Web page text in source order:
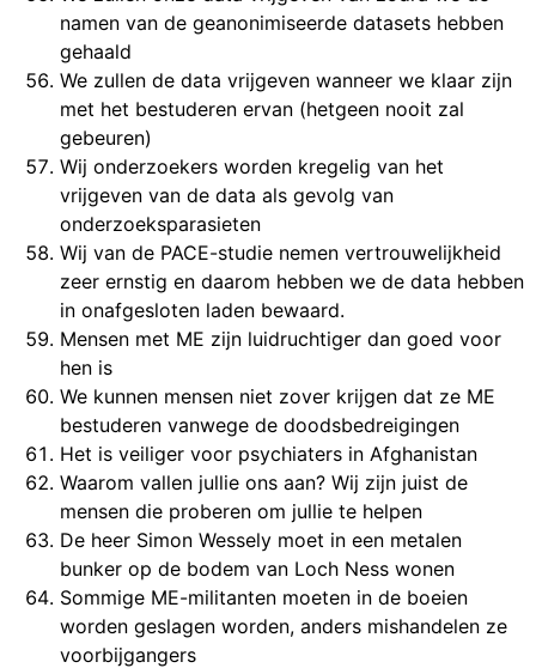
namen van de geanonimiseerde datasets hebben
gehaald
We zullen de data vrijgeven wanneer we klaar zijn
met het bestuderen ervan (hetgeen nooit zal
gebeuren)
Wij onderzoekers worden kregelig van het
vrijgeven van de data als gevolg van
onderzoeksparasieten
Wij van de PACE-studie nemen vertrouwelijkheid
zeer ernstig en daarom hebben we de data hebben
in onafgesloten laden bewaard.
Mensen met ME zijn luidruchtiger dan goed voor
hen is
We kunnen mensen niet zover krijgen dat ze ME
bestuderen vanwege de doodsbedreigingen
Het is veiliger voor psychiaters in Afghanistan
Waarom vallen jullie ons aan? Wij zijn juist de
mensen die proberen om jullie te helpen
De heer Simon Wessely moet in een metalen
bunker op de bodem van Loch Ness wonen
Sommige ME-militanten moeten in de boeien
worden geslagen worden, anders mishandelen ze
voorbijgangers